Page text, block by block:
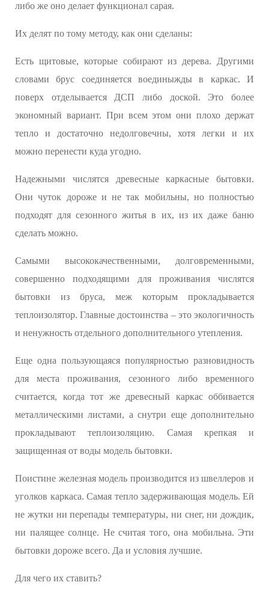
либо же оно делает функционал сарая.
Их делят по тому методу, как они сделаны:
Есть щитовые, которые собирают из дерева. Другими
словами брус соединяется воединыжды в каркас. И
поверх отделывается ДСП либо доской. Это более
экономный вариант. При всем этом они плохо держат
тепло и достаточно недолговечны, хотя легки и их
можно перенести куда угодно.
Надежными числятся древесные каркасные бытовки.
Они чуток дороже и не так мобильны, но полностью
подходят для сезонного житья в их, из их даже баню
сделать можно.
Самыми высококачественными, долговременными,
совершенно подходящими для проживания числятся
бытовки из бруса, меж которым прокладывается
теплоизолятор. Главные достоинства – это экологичность
и ненужность отдельного дополнительного утепления.
Еще одна пользующаяся популярностью разновидность
для места проживания, сезонного либо временного
считается, когда тот же древесный каркас оббивается
металлическими листами, а снутри еще дополнительно
прокладывают теплоизоляцию. Самая крепкая и
защищенная от воды модель бытовки.
Поистине железная модель производится из швеллеров и
уголков каркаса. Самая тепло задерживающая модель. Ей
не жутки ни перепады температуры, ни снег, ни дождик,
ни палящее солнце. Не считая того, она мобильна. Эти
бытовки дороже всего. Да и условия лучшие.
Для чего их ставить?